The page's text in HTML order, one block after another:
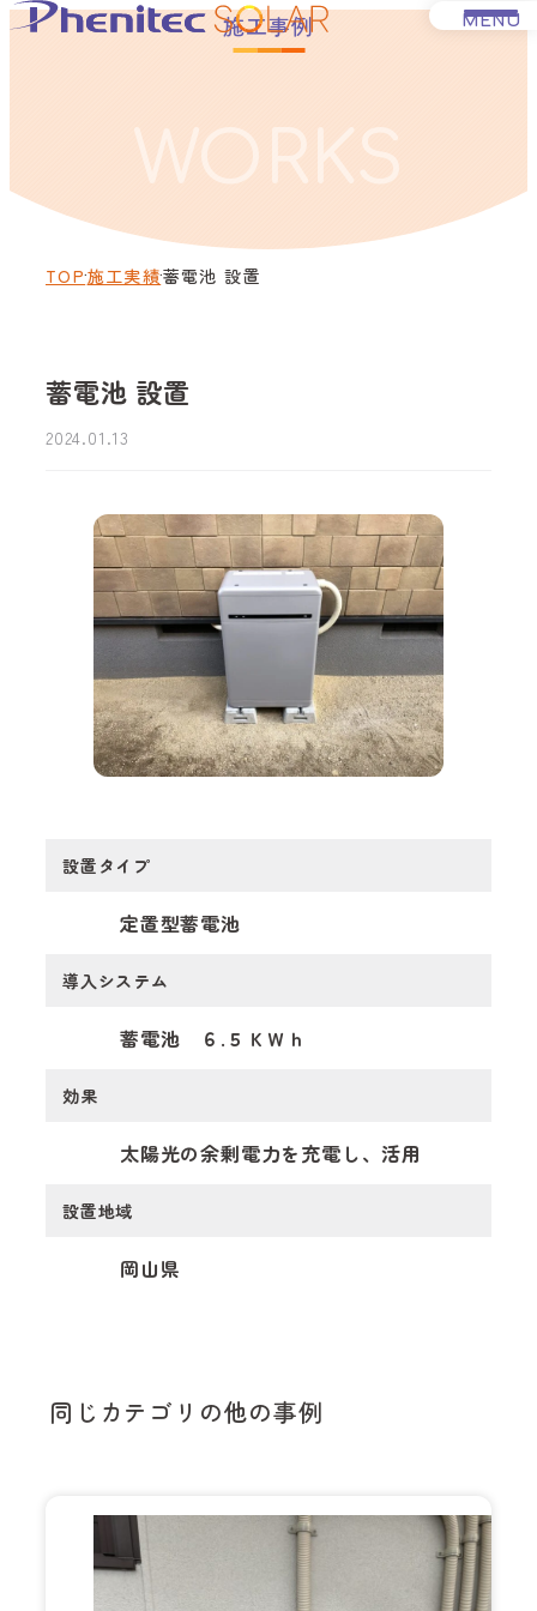
MENU
法人の方へ
一般の方へ
施工実績
会社概要
お知らせ
お問い合わせ
施工事例
WORKS
TOP施工実績蓄電池 設置
蓄電池 設置
2024.01.13
設置タイプ
定置型蓄電池
導入システム
蓄電池 ６.５ＫＷｈ
効果
太陽光の余剰電力を充電し、活用
設置地域
岡山県
同じカテゴリの他の事例